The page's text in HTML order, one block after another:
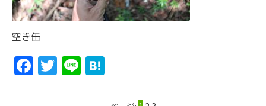
空き缶
Facebook
Twitter
Line